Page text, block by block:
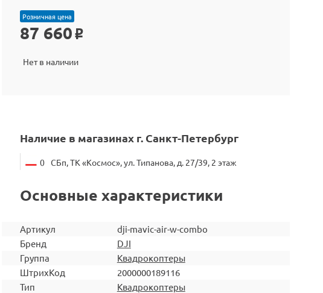
Розничная цена
87 660 o
Нет в наличии
Наличие в магазинах г. Санкт-Петербург
0 СБп, ТК «Космос», ул. Типанова, д. 27/39, 2 этаж
Основные характеристики
Артикул
dji-mavic-air-w-combo
Бренд
DJI
Группа
Квадрокоптеры
ШтрихКод
2000000189116
Тип
Квадрокоптеры